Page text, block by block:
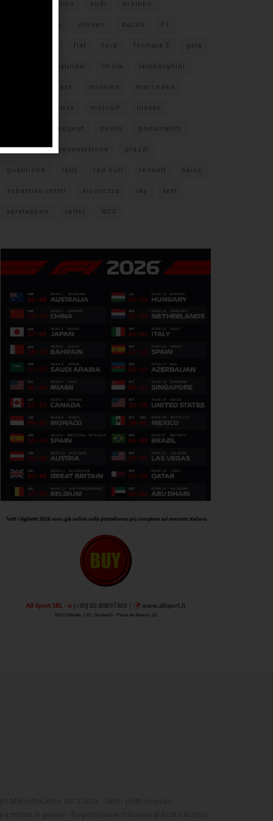
anteprima audi brembo
caratteristiche citroen ducati F1
fiat ford formula E gara
hyundai imola lamborghini
libere mclaren mercedes
monza motoGP nissan
peugeot pirelli pneumatici
porsche presentazione prezzi
qualifiche rally red bull renault sainz
sebastian vettel sicurezza sky test
verstappen vettel WEC